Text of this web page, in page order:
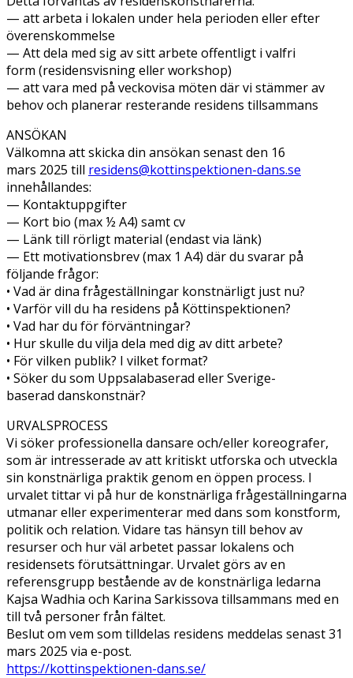
— att arbeta i lokalen under hela perioden eller efter
överenskommelse
— Att dela med sig av sitt arbete offentligt i valfri
form (residensvisning eller workshop)
— att vara med på veckovisa möten där vi stämmer av
behov och planerar resterande residens tillsammans
ANSÖKAN
Välkomna att skicka din ansökan senast den 16
mars 2025 till residens@kottinspektionen-dans.se
innehållandes:
— Kontaktuppgifter
— Kort bio (max ½ A4) samt cv
— Länk till rörligt material (endast via länk)
— Ett motivationsbrev (max 1 A4) där du svarar på
följande frågor:
• Vad är dina frågeställningar konstnärligt just nu?
• Varför vill du ha residens på Köttinspektionen?
• Vad har du för förväntningar?
• Hur skulle du vilja dela med dig av ditt arbete?
• För vilken publik? I vilket format?
• Söker du som Uppsalabaserad eller Sverige-
baserad danskonstnär?
URVALSPROCESS
Vi söker professionella dansare och/eller koreografer,
som är intresserade av att kritiskt utforska och utveckla
sin konstnärliga praktik genom en öppen process. I
urvalet tittar vi på hur de konstnärliga frågeställningarna
utmanar eller experimenterar med dans som konstform,
politik och relation. Vidare tas hänsyn till behov av
resurser och hur väl arbetet passar lokalens och
residensets förutsättningar. Urvalet görs av en
referensgrupp bestående av de konstnärliga ledarna
Kajsa Wadhia och Karina Sarkissova tillsammans med en
till två personer från fältet.
Beslut om vem som tilldelas residens meddelas senast 31
mars 2025 via e-post.
https://kottinspektionen-dans.se/